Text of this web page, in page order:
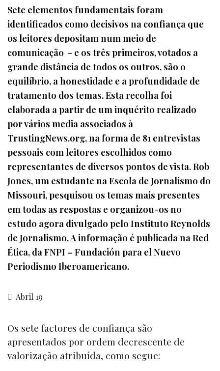
Sete elementos fundamentais foram
identificados como decisivos na confiança que
os leitores depositam num meio de
comunicação - e os três primeiros, votados a
grande distância de todos os outros, são o
equilíbrio, a honestidade e a profundidade de
tratamento dos temas. Esta recolha foi
elaborada a partir de um inquérito realizado
por vários media associados à
TrustingNews.org, na forma de 81 entrevistas
pessoais com leitores escolhidos como
representantes de diversos pontos de vista. Rob
Jones, um estudante na Escola de Jornalismo do
Missouri, pesquisou os temas mais presentes
em todas as respostas e organizou-os no
estudo agora divulgado pelo Instituto Reynolds
de Jornalismo. A informação é publicada na Red
Ética, da FNPI – Fundación para el Nuevo
Periodismo Iberoamericano.
Abril 19
Os sete factores de confiança são
apresentados por ordem decrescente de
valorização atribuída, como segue: